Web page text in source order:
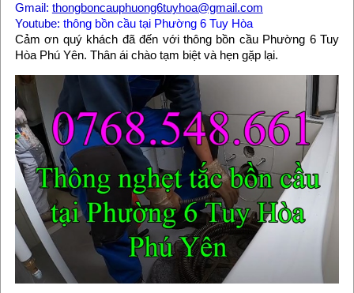
Gmail: thongboncauphuong6tuyhoa@gmail.com
Youtube: thông bồn cầu tại Phường 6 Tuy Hòa
Cảm ơn quý khách đã đến với thông bồn cầu Phường 6 Tuy
Hòa Phú Yên. Thân ái chào tạm biệt và hẹn gặp lại.